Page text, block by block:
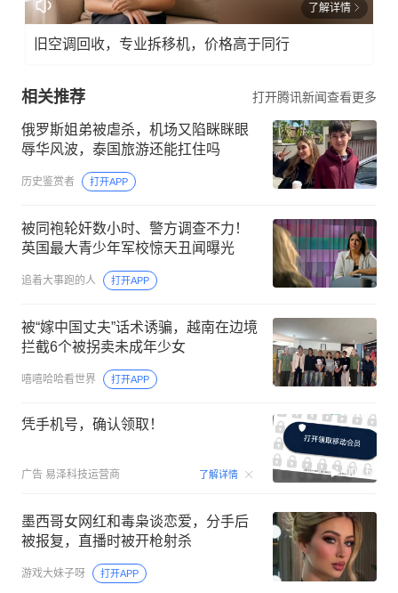
了解详情
旧空调回收，专业拆移机，价格高于同行
相关推荐 打开腾讯新闻查看更多
俄罗斯姐弟被虐杀，机场又陷眯眯眼
辱华风波，泰国旅游还能扛住吗
历史鉴赏者 打开APP
被同袍轮奸数小时、警方调查不力！
英国最大青少年军校惊天丑闻曝光
追着大事跑的人 打开APP
被“嫁中国丈夫”话术诱骗，越南在边境
拦截6个被拐卖未成年少女
嘻嘻哈哈看世界 打开APP
凭手机号，确认领取！
广告 易泽科技运营商 了解详情 00:15
墨西哥女网红和毒枭谈恋爱，分手后
被报复，直播时被开枪射杀
游戏大妹子呀 打开APP